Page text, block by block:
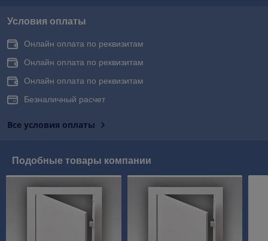
Условия оплаты
Онлайн оплата по реквизитам
Онлайн оплата по реквизитам
Онлайн оплата по реквизитам
Безналичный расчет
Все условия оплаты
Подобные товары компании